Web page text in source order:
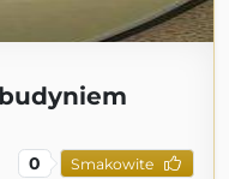
0 Smakowite